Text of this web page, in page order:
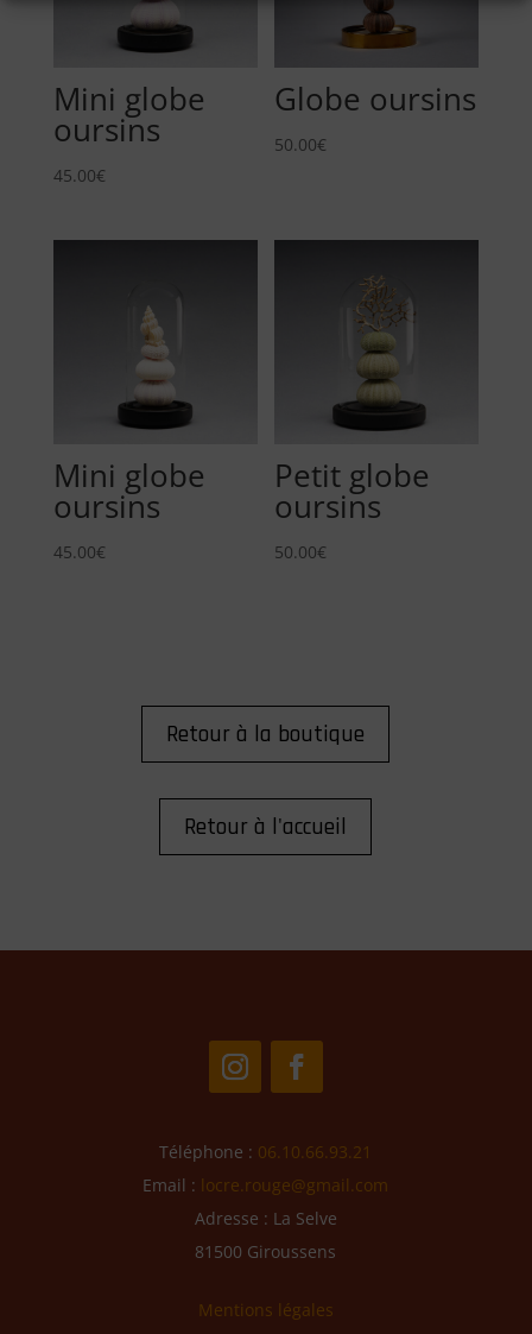
Mini globe
oursins
45.00€
Globe oursins
50.00€
Mini globe
oursins
45.00€
Petit globe
oursins
50.00€
Retour à la boutique
Retour à l'accueil
Téléphone : 06.10.66.93.21
Email : locre.rouge@gmail.com
Adresse : La Selve
81500 Giroussens
Mentions légales